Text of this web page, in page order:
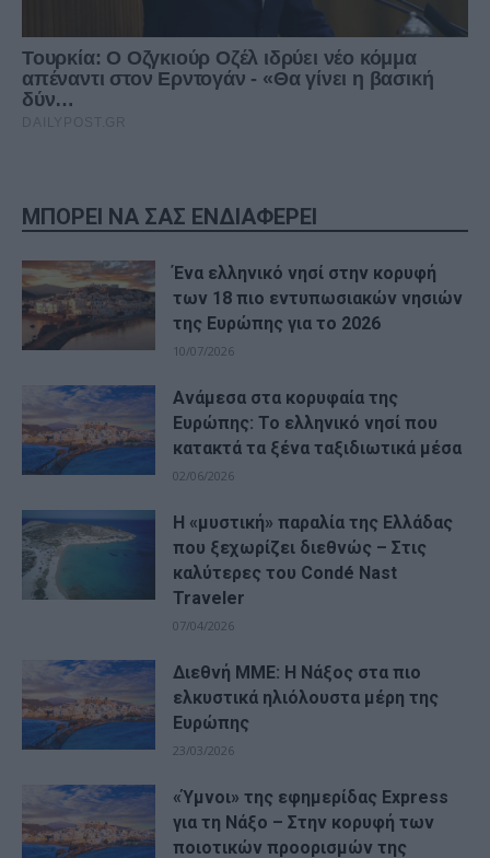
ΜΠΟΡΕΙ ΝΑ ΣΑΣ ΕΝΔΙΑΦΕΡΕΙ
Ένα ελληνικό νησί στην κορυφή
των 18 πιο εντυπωσιακών νησιών
της Ευρώπης για το 2026
10/07/2026
Ανάμεσα στα κορυφαία της
Ευρώπης: Το ελληνικό νησί που
κατακτά τα ξένα ταξιδιωτικά μέσα
02/06/2026
Η «μυστική» παραλία της Ελλάδας
που ξεχωρίζει διεθνώς – Στις
καλύτερες του Condé Nast
Traveler
07/04/2026
Διεθνή ΜΜΕ: Η Νάξος στα πιο
ελκυστικά ηλιόλουστα μέρη της
Ευρώπης
23/03/2026
«Ύμνοι» της εφημερίδας Express
για τη Νάξο – Στην κορυφή των
ποιοτικών προορισμών της